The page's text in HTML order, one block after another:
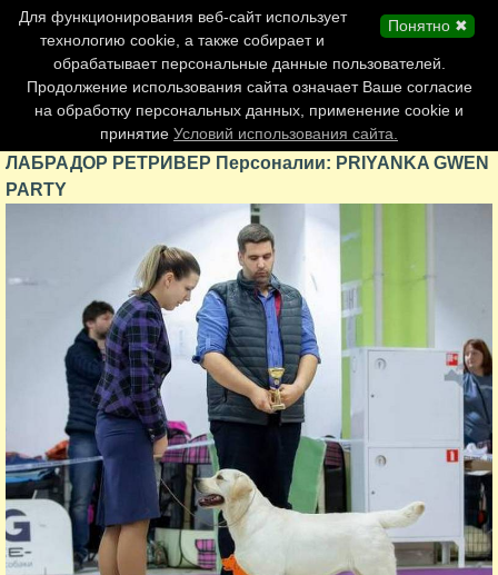
Главная страница
Обновления сайта
Контакты
Персоналии
Форум
ЛАБРАДОР РЕТРИВЕР Персоналии: PRIYANKA GWEN
PARTY
Понятно ✖
Для функционирования веб-сайт использует
технологию cookie, а также собирает и
обрабатывает персональные данные пользователей.
Продолжение использования сайта означает Ваше согласие
на обработку персональных данных, применение cookie и
принятие Условий использования сайта.